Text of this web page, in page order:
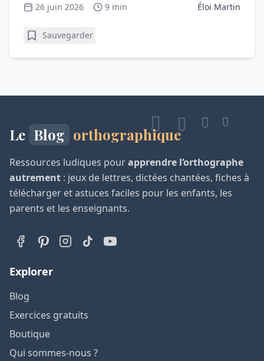
26 juin 2026 9 min Éloi Martin
Sauvegarder
Le Blog orthographique
Ressources ludiques pourapprendre l’orthographe
autrement : jeux de lettres, dictées chantées, fiches à
télécharger et astuces faciles pour les enfants, les
parents et les enseignants.
Explorer
Blog
Exercices gratuits
Boutique
Qui sommes-nous ?